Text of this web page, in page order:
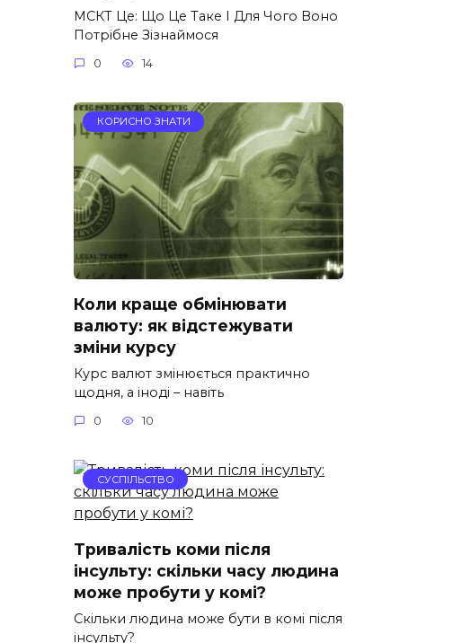
МСКТ Це: Що Це Таке І Для Чого Воно
Потрібне Зізнаймося
0 14
КОРИСНО ЗНАТИ
Коли краще обмінювати
валюту: як відстежувати
зміни курсу
Курс валют змінюється практично
щодня, а іноді – навіть
0 10
СУСПІЛЬСТВО
Тривалість коми після
інсульту: скільки часу людина
може пробути у комі?
Скільки людина може бути в комі після
інсульту?